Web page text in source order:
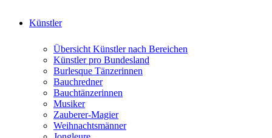
Künstler
Übersicht Künstler nach Bereichen
Künstler pro Bundesland
Burlesque Tänzerinnen
Bauchredner
Bauchtänzerinnen
Musiker
Zauberer-Magier
Weihnachtsmänner